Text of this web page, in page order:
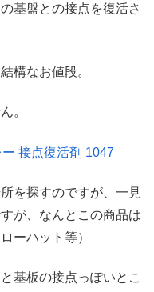
基盤との接点を復活さ
構なお値段。
。
接点復活剤 1047
を探すのですが、一見
が、なんとこの商品は
ーハット等）
基板の接点っぽいとこ